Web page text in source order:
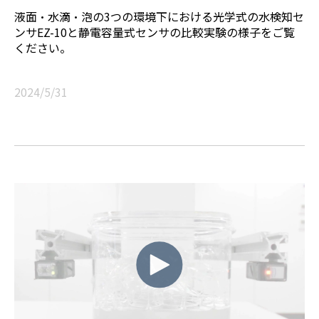
液面・水滴・泡の3つの環境下における光学式の水検知セ
ンサEZ-10と静電容量式センサの比較実験の様子をご覧
ください。
2024/5/31